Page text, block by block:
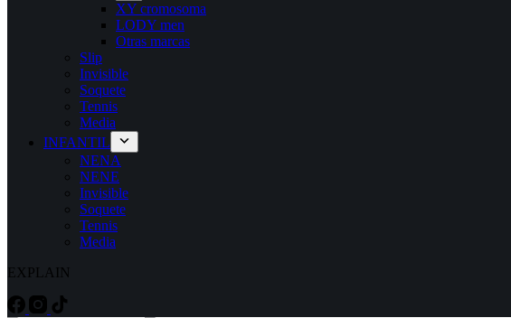
XY cromosoma
LODY men
Otras marcas
Slip
Invisible
Soquete
Tennis
Media
INFANTIL
NENA
NENE
Invisible
Soquete
Tennis
Media
EXPLAIN